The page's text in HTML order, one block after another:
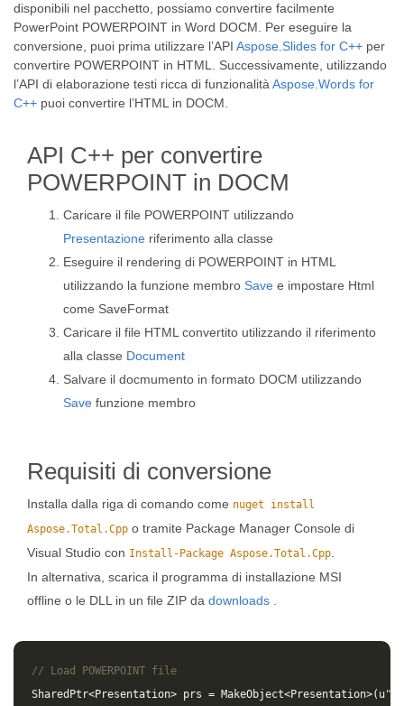
disponibili nel pacchetto, possiamo convertire facilmente
PowerPoint POWERPOINT in Word DOCM. Per eseguire la
conversione, puoi prima utilizzare l’API Aspose.Slides for C++ per
convertire POWERPOINT in HTML. Successivamente, utilizzando
l’API di elaborazione testi ricca di funzionalità Aspose.Words for
C++ puoi convertire l’HTML in DOCM.
API C++ per convertire
POWERPOINT in DOCM
Caricare il file POWERPOINT utilizzando
Presentazione riferimento alla classe
Eseguire il rendering di POWERPOINT in HTML
utilizzando la funzione membro Save e impostare Html
come SaveFormat
Caricare il file HTML convertito utilizzando il riferimento
alla classe Document
Salvare il docmumento in formato DOCM utilizzando
Save funzione membro
Requisiti di conversione
Installa dalla riga di comando come nuget install
Aspose.Total.Cpp o tramite Package Manager Console di
Visual Studio con Install-Package Aspose.Total.Cpp
In alternativa, scarica il programma di installazione MSI
offline o le DLL in un file ZIP da downloads
// Load POWERPOINT file
SharedPtr<Presentation> prs = MakeObject<Presentation>( u